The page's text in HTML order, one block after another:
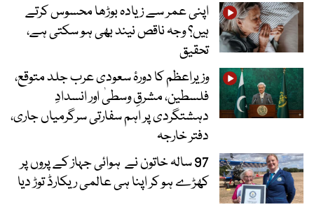
اپنی عمر سے زیادہ بوڑھا محسوس کرتے
ہیں؟ وجہ ناقص نیند بھی ہو سکتی ہے،
تحقیق
وزیراعظم کا دورۂ سعودی عرب جلد متوقع،
فلسطین، مشرقِ وسطیٰ اور انسدادِ
دہشتگردی پر اہم سفارتی سرگرمیاں جاری،
دفتر خارجہ
97 سالہ خاتون نے ہوائی جہاز کے پروں پر
کھڑے ہو کر اپنا ہی عالمی ریکارڈ توڑ دیا